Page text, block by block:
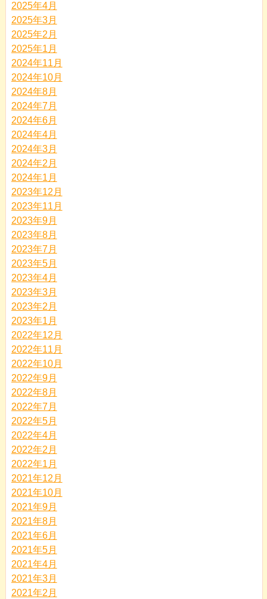
2025年4月
2025年3月
2025年2月
2025年1月
2024年11月
2024年10月
2024年8月
2024年7月
2024年6月
2024年4月
2024年3月
2024年2月
2024年1月
2023年12月
2023年11月
2023年9月
2023年8月
2023年7月
2023年5月
2023年4月
2023年3月
2023年2月
2023年1月
2022年12月
2022年11月
2022年10月
2022年9月
2022年8月
2022年7月
2022年5月
2022年4月
2022年2月
2022年1月
2021年12月
2021年10月
2021年9月
2021年8月
2021年6月
2021年5月
2021年4月
2021年3月
2021年2月